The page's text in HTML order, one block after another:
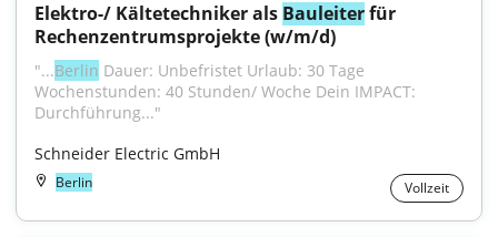
Elektro-/ Kältetechniker als Bauleiter für
Rechenzentrumsprojekte (w/m/d)
"...Berlin Dauer: Unbefristet Urlaub: 30 Tage
Wochenstunden: 40 Stunden/ Woche Dein IMPACT:
Durchführung..."
Schneider Electric GmbH
Berlin Vollzeit